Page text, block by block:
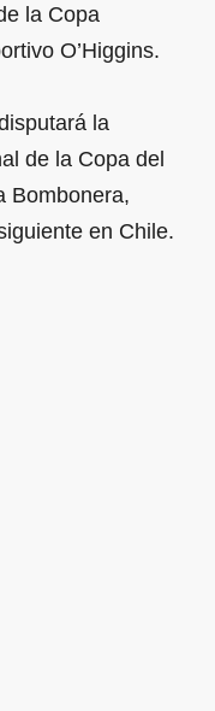
la Copa
O’Higgins.
la
de la Copa del
Bombonera,
en Chile.